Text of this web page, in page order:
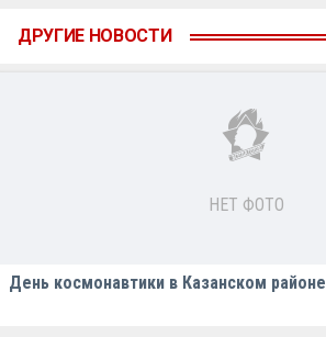
ДРУГИЕ НОВОСТИ
НЕТ ФОТО
День космонавтики в Казанском районе